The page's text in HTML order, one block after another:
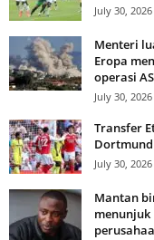
July 30, 2026
Menteri
Eropa
operasi AS
July 30, 2026
Transfer
Dortmund
July 30, 2026
Mantan
menunjuk